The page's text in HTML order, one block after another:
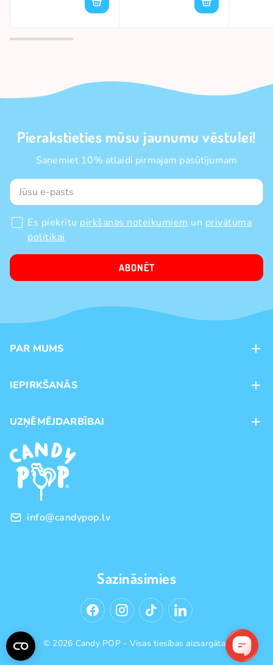
Pierakstieties mūsu jaunumu vēstulei!
Saņemiet 10% atlaidi pirmajam pasūtījumam
Es piekrītu pirkšanas noteikumiem un privātuma
politikai
ABONĒT
PAR MUMS
Veikali
Preču zīmoli
IEPIRKŠANĀS
Piegāde
Pirkšanas noteikumi
Privātuma politika
UZŅĒMĒJDARBĪBAI
Franšīze
Vairumtirdzniecība
info@candypop.lv
Sazināsimies
© 2026 Candy POP - Visas tiesības aizsargātas